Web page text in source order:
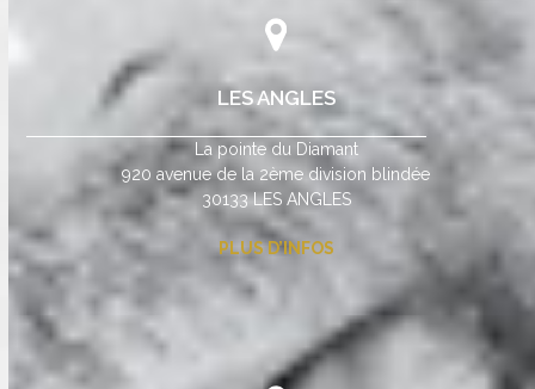
LES ANGLES
La pointe du Diamant
920 avenue de la 2ème division blindée
30133 LES ANGLES
PLUS D’INFOS